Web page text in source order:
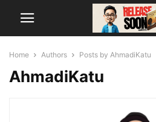
Home Authors Posts by AhmadiKatu
AhmadiKatu